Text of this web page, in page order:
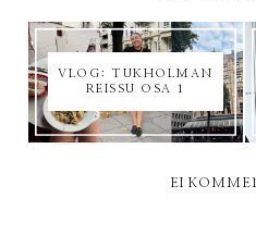
VLOG: TUKHOLMAN
REISSU OSA 1
EI